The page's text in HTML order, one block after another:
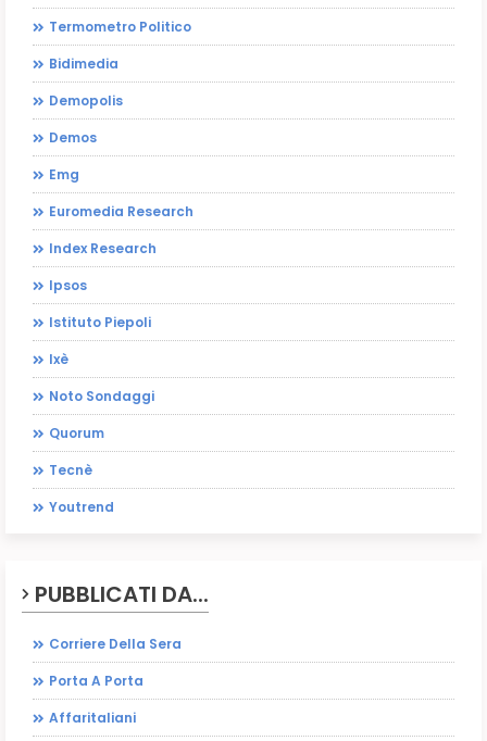
Termometro Politico
Bidimedia
Demopolis
Demos
Emg
Euromedia Research
Index Research
Ipsos
Istituto Piepoli
Ixè
Noto Sondaggi
Quorum
Tecnè
Youtrend
PUBBLICATI DA...
Corriere Della Sera
Porta A Porta
Affaritaliani